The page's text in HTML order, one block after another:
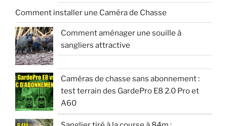
Comment installer une Caméra de Chasse
Comment aménager une souille à
sangliers attractive
Caméras de chasse sans abonnement :
test terrain des GardePro E8 2.0 Pro et
A60